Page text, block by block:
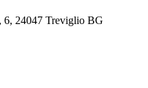
6, 24047 Treviglio BG